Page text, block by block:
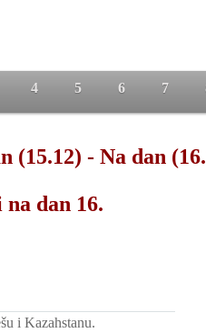
4 5 6 7
(15.12) - Na dan
dan 16.
i Kazahstanu.